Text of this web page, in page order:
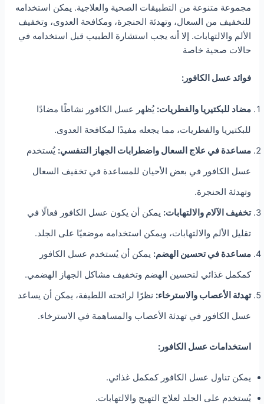
مجموعة متنوعة من التطبيقات الصحية والعلاجية. يمكن استخدامه
للتخفيف من السعال، وتهدئة الحنجرة، ومكافحة العدوى، وتخفيف
الألم والالتهابات. إلا أنه يجب استشارة الطبيب قبل استخدامه في
حالات صحية خاصة
فوائد عسل الكافور:
مضاد للبكتيريا والفطريات: يُظهر عسل الكافور نشاطًا مضادًا
للبكتيريا والفطريات، مما يجعله مفيدًا لمكافحة العدوى.
مساعدة في علاج السعال واضطرابات الجهاز التنفسي: يُستخدم
عسل الكافور في بعض الأحيان للمساعدة في تخفيف السعال
وتهدئة الحنجرة.
تخفيف الآلام والالتهابات: يمكن أن يكون عسل الكافور فعالًا في
تقليل الألم والالتهابات، ويمكن استخدامه موضعيًا على الجلد.
مساعدة في تحسين الهضم: يمكن أن يُستخدم عسل الكافور
كمكمل غذائي لتحسين الهضم وتخفيف مشاكل الجهاز الهضمي.
تهدئة الأعصاب والاسترخاء: نظرًا لرائحته اللطيفة، يمكن أن يساعد
عسل الكافور في تهدئة الأعصاب والمساهمة في الاسترخاء.
استخدامات عسل الكافور:
يمكن تناول عسل الكافور كمكمل غذائي.
يُستخدم على الجلد لعلاج التهيج والالتهابات.